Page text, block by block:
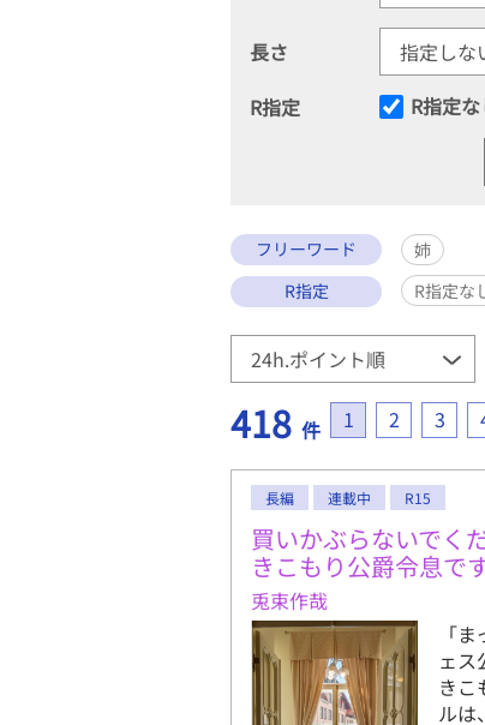
長さ
R指定
R指定な
フリーワード
姉
R指定
R指定な
418 件 1 2 3
長編 連載中 R15
買いかぶらないでく
きこもり公爵令息で
兎束作哉
「
ェ
きこ
ルは